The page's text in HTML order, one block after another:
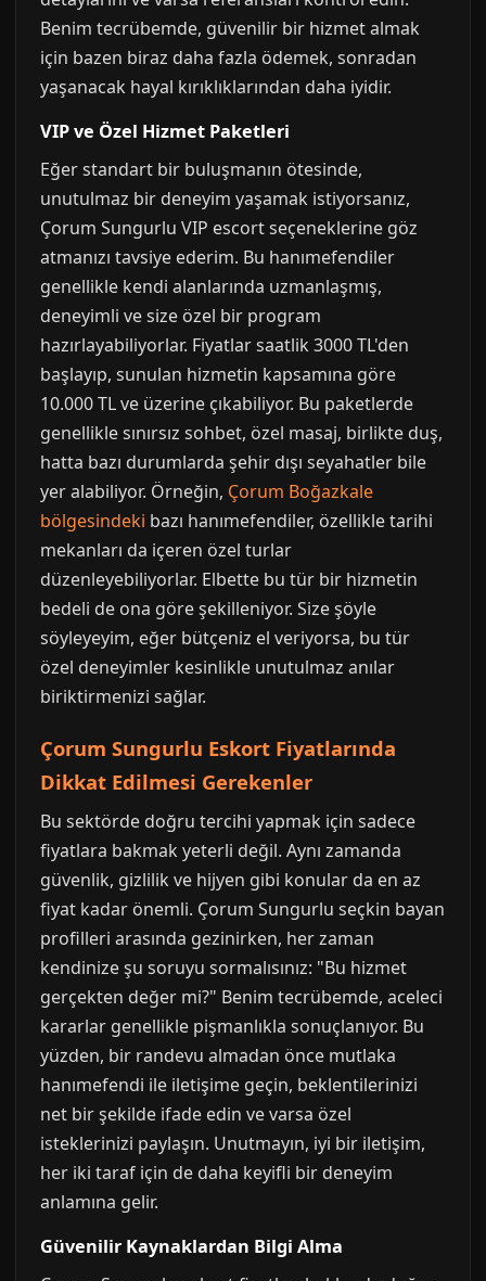
Benim tecrübemde, güvenilir bir hizmet almak
için bazen biraz daha fazla ödemek, sonradan
yaşanacak hayal kırıklıklarından daha iyidir.
VIP ve Özel Hizmet Paketleri
Eğer standart bir buluşmanın ötesinde,
unutulmaz bir deneyim yaşamak istiyorsanız,
Çorum Sungurlu VIP escort seçeneklerine göz
atmanızı tavsiye ederim. Bu hanımefendiler
genellikle kendi alanlarında uzmanlaşmış,
deneyimli ve size özel bir program
hazırlayabiliyorlar. Fiyatlar saatlik 3000 TL'den
başlayıp, sunulan hizmetin kapsamına göre
10.000 TL ve üzerine çıkabiliyor. Bu paketlerde
genellikle sınırsız sohbet, özel masaj, birlikte duş,
hatta bazı durumlarda şehir dışı seyahatler bile
yer alabiliyor. Örneğin, Çorum Boğazkale
bölgesindeki bazı hanımefendiler, özellikle tarihi
mekanları da içeren özel turlar
düzenleyebiliyorlar. Elbette bu tür bir hizmetin
bedeli de ona göre şekilleniyor. Size şöyle
söyleyeyim, eğer bütçeniz el veriyorsa, bu tür
özel deneyimler kesinlikle unutulmaz anılar
biriktirmenizi sağlar.
Çorum Sungurlu Eskort Fiyatlarında
Dikkat Edilmesi Gerekenler
Bu sektörde doğru tercihi yapmak için sadece
fiyatlara bakmak yeterli değil. Aynı zamanda
güvenlik, gizlilik ve hijyen gibi konular da en az
fiyat kadar önemli. Çorum Sungurlu seçkin bayan
profilleri arasında gezinirken, her zaman
kendinize şu soruyu sormalısınız: "Bu hizmet
gerçekten değer mi?" Benim tecrübemde, aceleci
kararlar genellikle pişmanlıkla sonuçlanıyor. Bu
yüzden, bir randevu almadan önce mutlaka
hanımefendi ile iletişime geçin, beklentilerinizi
net bir şekilde ifade edin ve varsa özel
isteklerinizi paylaşın. Unutmayın, iyi bir iletişim,
her iki taraf için de daha keyifli bir deneyim
anlamına gelir.
Güvenilir Kaynaklardan Bilgi Alma